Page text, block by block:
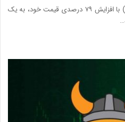
در دو ماه گذشته، فلوکی (FLOKI) با افزایش ۷۹ درصدی قیمت خود، به یک